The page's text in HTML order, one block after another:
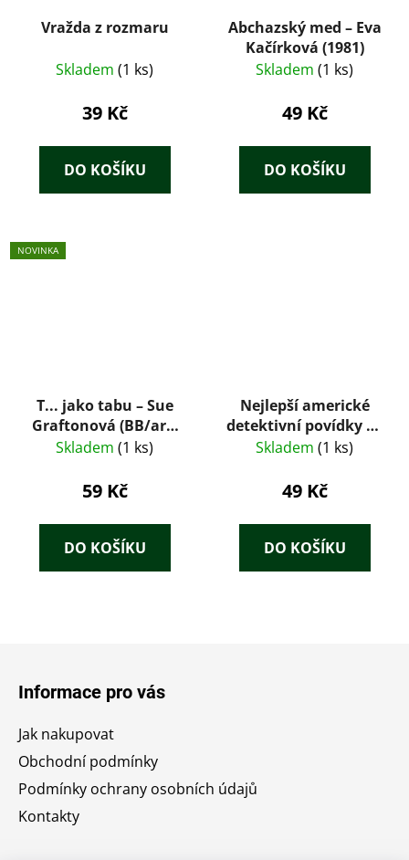
Vražda z rozmaru
Skladem (1 ks)
39 Kč
DO KOŠÍKU
Abchazský med – Eva
Kačírková (1981)
Skladem (1 ks)
49 Kč
DO KOŠÍKU
NOVINKA
T... jako tabu – Sue
Graftonová (BB/art,
2008)
Skladem (1 ks)
59 Kč
DO KOŠÍKU
Nejlepší americké
detektivní povídky 2 -
Scott Turow
Skladem (1 ks)
49 Kč
DO KOŠÍKU
Informace pro vás
Jak nakupovat
Obchodní podmínky
Podmínky ochrany osobních údajů
Kontakty